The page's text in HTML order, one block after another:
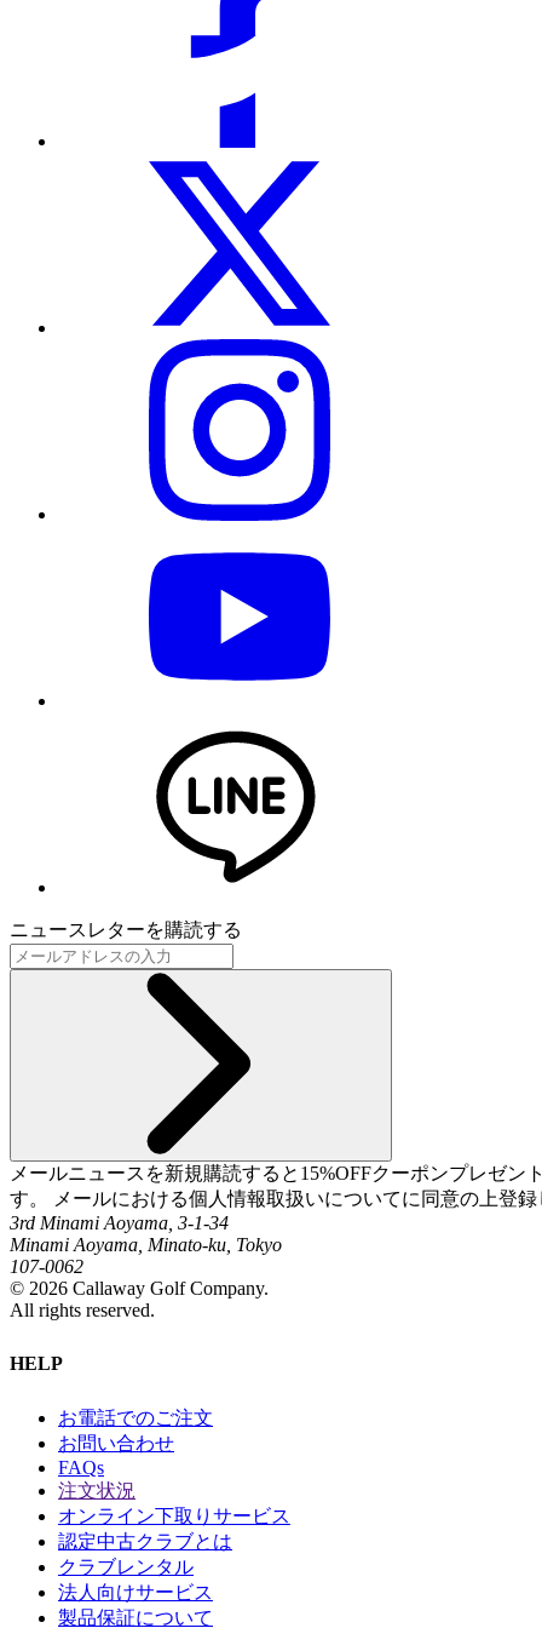
ニュースレターを購読する
メールニュースを新規購読すると15%OFFクーポンプレゼ
す。 メールにおける個人情報取扱いについてに同意の上登
3rd Minami Aoyama, 3-1-34
Minami Aoyama, Minato-ku, Tokyo
107-0062
© 2026 Callaway Golf Company.
All rights reserved.
HELP
お電話でのご注文
お問い合わせ
FAQs
注文状況
オンライン下取りサービス
認定中古クラブとは
クラブレンタル
法人向けサービス
製品保証について